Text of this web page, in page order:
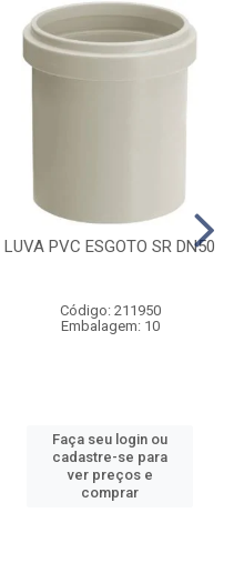
LUVA PVC ESGOTO SR DN50
Código: 211950
Embalagem: 10
Faça seu login ou
cadastre-se para
ver preços e
comprar